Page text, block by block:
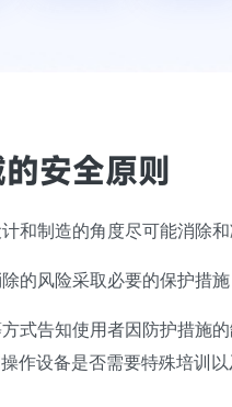
安全原则
和制造的角度尽可能消除和
的风险采取必要的保护措施
式告知使用者因防护措施
作设备是否需要特殊培训